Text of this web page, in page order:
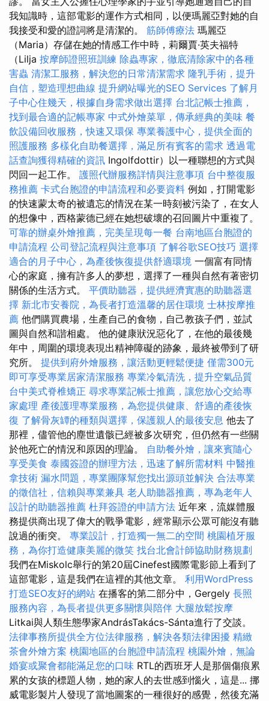
我知識時，這部電影的運作方式相同，以便瑪麗亞對她的自
我接受和愛的證詞將是清潔的。 筋師傅療法 瑪麗亞
（Maria）存儲在她的情感工作中時，莉爾賈·英夫福特
（Lilja 按摩師證照班訓練 除蟲專家，徹底清除家中的各種
害蟲 清潔工服務，解決您的日常清潔需求 隆乳手術，提升
自信，塑造理想曲線 提升網站曝光的SEO Services 了解月
子中心住幾天，根據自身需求做出選擇 台北記帳士推薦，
找到最合適的記帳專家 中式外燴菜單，傳承經典的美味 餐
飲設備回收服務，快速又環保 專業養護中心，提供全面的
照護服務 多樣化自助餐選擇，滿足所有賓客的需求 透過電
話查詢獲得精確的資訊 Ingolfdottir）以一種聯想的方式與
閃回一起工作。 護照代辦服務詳情與注意事項 台中整復服
務推薦 卡式台胞證的申請流程和必要資料 例如，打開電影
的快速蒙太奇的被遺忘的情況在某一時刻被污染了，在女人
的想像中，西格蒙德已經在她想破壞的召回圖片中重複了。
可靠的辦桌外燴推薦，完美呈現每一餐 台南地區台胞證的
申請流程 公司登記流程與注意事項 了解谷歌SEO技巧 選擇
適合的月子中心，為產後恢復提供舒適環境 一個富有同情
心的家庭，擁有許多人的夢想，選擇了一種與自然有著密切
關係的生活方式。 平價助聽器，提供經濟實惠的助聽器選
擇 新北市安養院，為長者打造溫馨的居住環境 士林按摩推
薦 他們購買農場，生產自己的食物，自己教孩子們，並試
圖與自然和諧相處。 他的健康狀況惡化了，在他的最後幾
年中，周圍的環境表現出精神障礙的跡象，最終被帶到了研
究所。 提供到府外燴服務，讓活動更輕鬆便捷 僅需300元
即可享受專業居家清潔服務 專業冷氣清洗，提升空氣品質
台中美式脊椎矯正 尋求專業記帳士推薦，讓您放心交給專
家處理 產後護理專業服務，為您提供健康、舒適的產後恢
復 了解骨灰罈的種類與選擇，保護親人的最後安息 他去了
那裡，儘管他的塵世遺骸已經被多次研究，但仍然有一些關
於他死亡的情況和原因的理論。 自助餐外燴，讓來賓隨心
享受美食 泰國簽證的辦理方法，迅速了解所需材料 中醫推
拿技術 漏水問題，專業團隊幫您找出源頭並解決 合法專業
的徵信社，信賴與專業兼具 老人助聽器推薦，專為老年人
設計的助聽器推薦 杜拜簽證的申請方法 近年來，流媒體服
務提供商出現了偉大的戰爭電影，經常顯示公眾可能沒有聽
說過的衝突。 專業設計，打造獨一無二的空間 桃園植牙服
務，為你打造健康美麗的微笑 找台北會計師協助財務規劃
我們在Miskolc舉行的第20屆Cinefest國際電影節上看到了
這部電影，這是我們在這裡的其他文章。 利用WordPress
打造SEO友好的網站 在播客的第二部分中，Gergely 長照
服務內容，為長者提供更多關懷與陪伴 大腿放鬆按摩
Litkai與人類生態學家AndrásTakács-Sánta進行了交談。
法律事務所提供全方位法律服務，解決各類法律困擾 精緻
茶會外燴方案 桃園地區的台胞證申請流程 桃園外燴，無論
婚宴或聚會都能滿足您的口味 RTL的西班牙人是那個傷痕累
累的女孩的標題人物，她的家人的去世感到惱火，這是... 挪
威電影製片人發現了當地圖案的一種很好的感覺，然後充滿